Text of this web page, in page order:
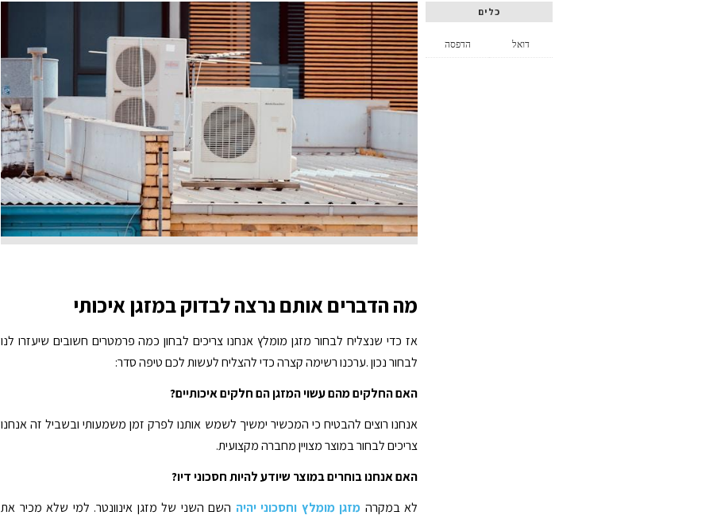
כלים
הדפסה דואל
מה הדברים אותם נרצה לבדוק במזגן איכותי
אז כדי שנצליח לבחור מזגן מומלץ אנחנו צריכים לבחון כמה פרמטרים חשובים שיעזרו לנו
לבחור נכון .ערכנו רשימה קצרה כדי להצליח לעשות לכם טיפה סדר:
האם החלקים מהם עשוי המזגן הם חלקים איכותיים?
אנחנו רוצים להבטיח כי המכשיר ימשיך לשמש אותנו לפרק זמן משמעותי ובשביל זה אנחנו
צריכים לבחור במוצר מצויין מחברה מקצועית.
האם אנחנו בוחרים במוצר שיודע להיות חסכוני דיו?
לא במקרה מזגן מומלץ וחסכוני יהיה השם השני של מזגן אינוונטר. למי שלא מכיר את